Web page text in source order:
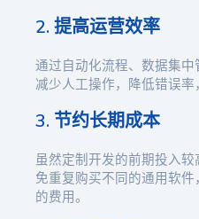
2. 提高运营效率
通过自动化流程、数据集
减少人工操作，降低错误率
3. 节约长期成本
虽然定制开发的前期投入
免重复购买不同的通用软
的费用。